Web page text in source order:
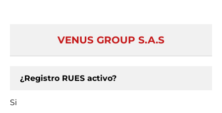
VENUS GROUP S.A.S
¿Registro RUES activo?
Si